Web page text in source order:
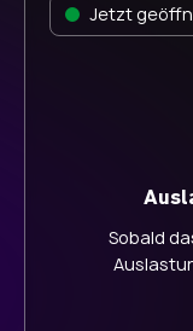
Jetzt
Sobald